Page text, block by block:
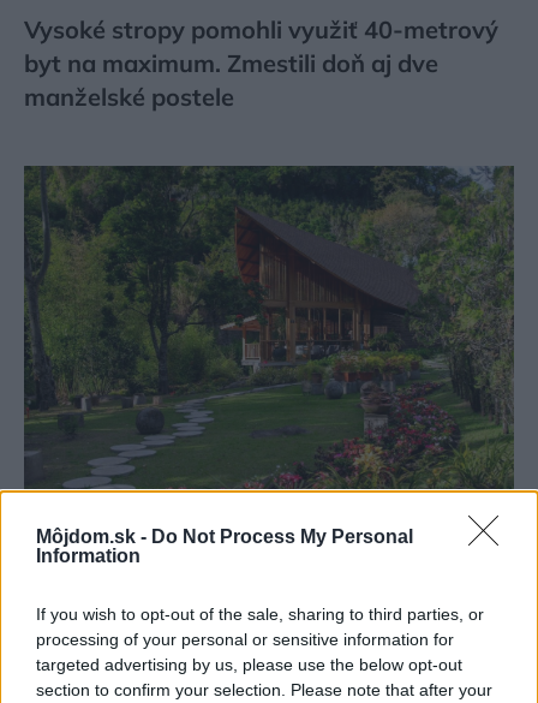
Môjdom.sk - Do Not Process My Personal
Information
If you wish to opt-out of the sale, sharing to third parties, or
processing of your personal or sensitive information for
targeted advertising by us, please use the below opt-out
section to confirm your selection. Please note that after your
Vysoké stropy pomohli využiť 40-metrový
byt na maximum. Zmestili doň aj dve
manželské postele
Žije pri lese, chová sliepky a uspáva ju
rieka. Miestni remeselníci vytvorili bývanie,